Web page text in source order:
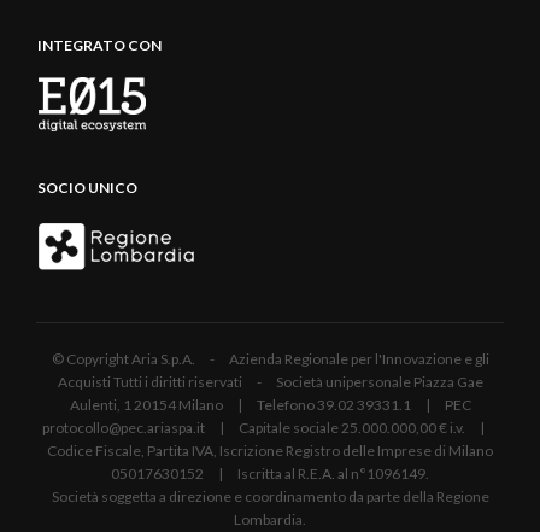
INTEGRATO CON
SOCIO UNICO
© Copyright Aria S.p.A. - Azienda Regionale per l'Innovazione e gli
Acquisti Tutti i diritti riservati - Società unipersonale Piazza Gae
Aulenti, 1 20154 Milano | Telefono 39.02 39331.1 | PEC
protocollo@pec.ariaspa.it | Capitale sociale 25.000.000,00 € i.v. |
Codice Fiscale, Partita IVA, Iscrizione Registro delle Imprese di Milano
05017630152 | Iscritta al R.E.A. al n°1096149.
Società soggetta a direzione e coordinamento da parte della Regione
Lombardia.